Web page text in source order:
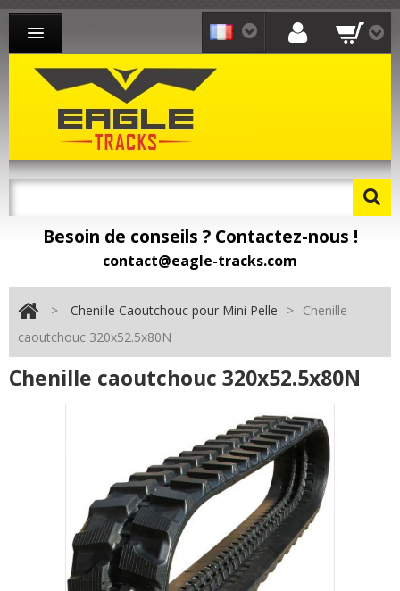
CHENILLE CAOUTCHOUC MINI-PELLE
CHENILLE CAOUTCHOUC CHARGEUR
CHENILLE CAOUTCHOUC TRANSPORTEUR
Besoin de pièces détachées ? Toomat !
Besoin de conseils ? Contactez-nous !
contact@eagle-tracks.com
> Chenille Caoutchouc pour Mini Pelle >
Chenille
caoutchouc 320x52.5x80N
Chenille caoutchouc 320x52.5x80N